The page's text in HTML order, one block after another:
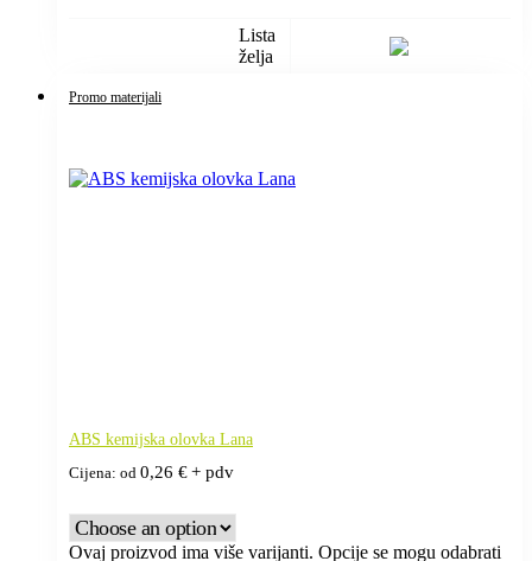
Lista
želja
Promo materijali
ABS kemijska olovka Lana
Cijena: od 0,26 €+ pdv
Ovaj proizvod ima više varijanti. Opcije se mogu odabrati